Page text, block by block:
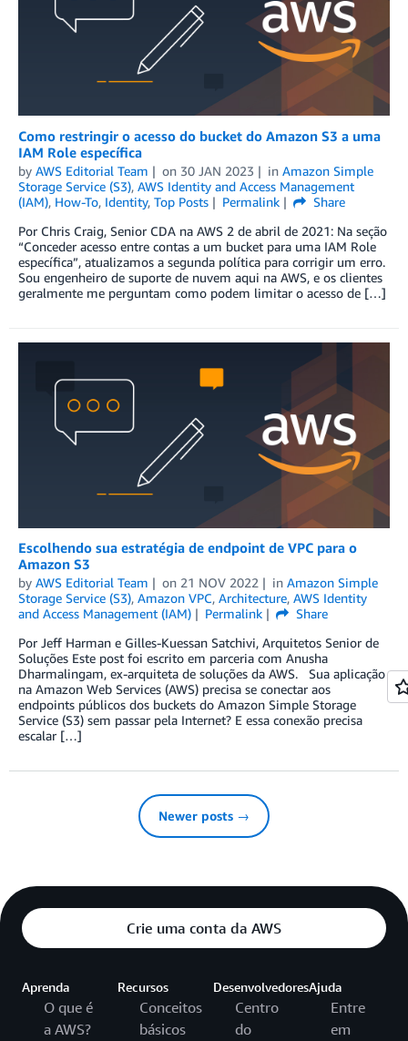
Como restringir o acesso do bucket do Amazon S3 a uma
IAM Role específica
by AWS Editorial Team on 30 JAN 2023 in Amazon Simple
Storage Service (S3), AWS Identity and Access Management
(IAM), How-To, Identity, Top Posts Permalink
Share
Por Chris Craig, Senior CDA na AWS 2 de abril de 2021: Na seção
“Conceder acesso entre contas a um bucket para uma IAM Role
específica”, atualizamos a segunda política para corrigir um erro.
Sou engenheiro de suporte de nuvem aqui na AWS, e os clientes
geralmente me perguntam como podem limitar o acesso de […]
Escolhendo sua estratégia de endpoint de VPC para o
Amazon S3
by AWS Editorial Team on 21 NOV 2022 in Amazon Simple
Storage Service (S3), Amazon VPC, Architecture, AWS Identity
and Access Management (IAM)
Permalink
Share
Por Jeff Harman e Gilles-Kuessan Satchivi, Arquitetos Senior de
Soluções Este post foi escrito em parceria com Anusha
Dharmalingam, ex-arquiteta de soluções da AWS. Sua aplicação
na Amazon Web Services (AWS) precisa se conectar aos
endpoints públicos dos buckets do Amazon Simple Storage
Service (S3) sem passar pela Internet? E essa conexão precisa
escalar […]
Newer posts →
Crie uma conta da AWS
Aprenda
O que é
a AWS?
Recursos
Conceitos
básicos
Desenvolvedores
Centro
do
Ajuda
Entre
em